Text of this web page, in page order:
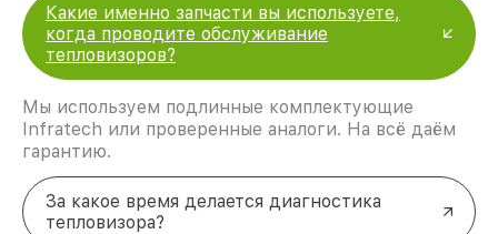
Какие именно запчасти вы используете,
когда проводите обслуживание
тепловизоров?
Мы используем подлинные комплектующие
Infratech или проверенные аналоги. На всё даём
гарантию.
За какое время делается диагностика
тепловизора?